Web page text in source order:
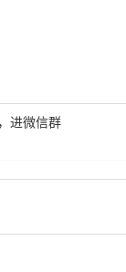
， 进微信群